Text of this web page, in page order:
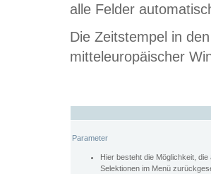
alle Felder
Die Zeitstempel in
mitteleuropäischer
Parameter
Hier besteht die Möglichkeit,
Selektionen im Menü